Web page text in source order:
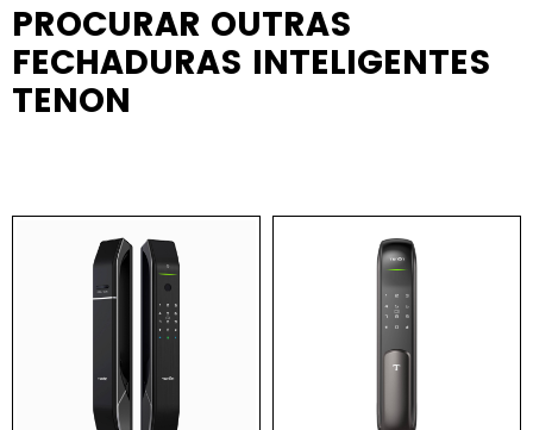
PROCURAR OUTRAS
FECHADURAS INTELIGENTES
TENON